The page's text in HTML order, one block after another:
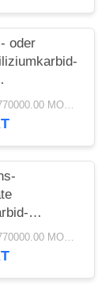
oder
und
770000.00-4770000.00 MOQ:1 Satz
präziser770000.00-4770000.00 MOQ:1 Satz